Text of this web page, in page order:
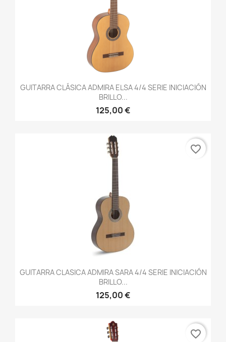
GUITARRA CLÁSICA ADMIRA ELSA 4/4 SERIE INICIACIÓN
BRILLO...
125,00 €
GUITARRA CLASICA ADMIRA SARA 4/4 SERIE INICIACIÓN
BRILLO...
125,00 €
favorite_border
favorite_border